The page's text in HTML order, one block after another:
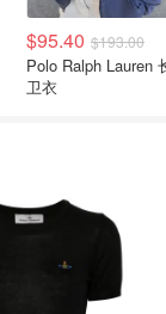
$95.40 $193.00
Polo Ralph Lauren 长袖
卫衣